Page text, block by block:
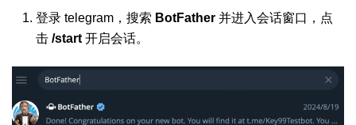
登录 telegram，搜索 BotFather 并进入会话窗口，点
击 /start 开启会话。